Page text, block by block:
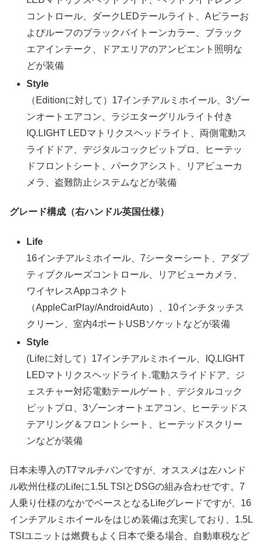
コントロール、ダークLEDテールライト、Aピラーお
よびルーフのブラックバイトーンカラー、ブラック
エアインテーク、ドアエリアのアンビエント照明な
どが装備
Style
（Editionに対して）17インチアルミホイール、3ゾー
ンオートエアコン、ラジエターグリルライト付き
IQ.LIGHT LEDマトリクスヘッドライト、両側電動ス
ライドドア、デジタルコックピットプロ、ヒーテッ
ドフロントシート、パークアシスト、リアビューカ
メラ、盗難防止システムなどが装備
グレード構成（右ハンドル英国仕様）
Life
16インチアルミホイール、7シーターシート、アダプ
ティブクルーズコントロール、リアビューカメラ、
ワイヤレスAppコネクト
（AppleCarPlay/AndroidAuto）、10インチタッチス
クリーン、室内4ポートUSBソケットなどが装備
Style
(Lifeに対して）17インチアルミホイール、IQ.LIGHT
LEDマトリクスヘッドライト.電動スライドドア、ジ
ェスチャー対応電動テールゲート、デジタルコック
ピットプロ、3ゾーンオートエアコン、ヒーテッドス
テアリング＆フロントシート、ヒーテッドスクリー
ンなどが装備
日本未導入のT7マルチバンですが、オススメは左ハンド
ル欧州仕様のLifeに1.5L TSIとDSGの組み合わせです。7
人乗り仕様のなかでベースとなるLifeグレードですが、16
インチアルミホイールをはじめ装備は充実しており、1.5L
TSIユニットは燃費もよく日本で乗る場合、自動車税など